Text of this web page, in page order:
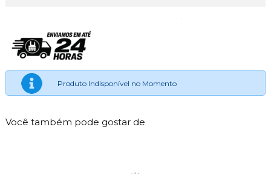
Produto Indisponível no Momento
Você também pode gostar de